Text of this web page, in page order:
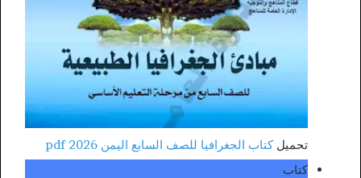
تحميلكتاب الجغرافيا للصف السابع اليمن 2026 pdf
كتاب